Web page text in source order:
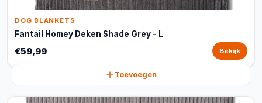
DOG BLANKETS
Fantail Homey Deken Shade Grey - L
€59,99 Bekijk
Toevoegen